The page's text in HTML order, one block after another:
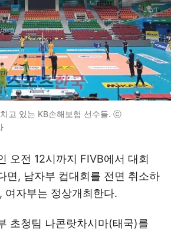
고 있는 KB손해보험 선수들. ⓒ
오전 12시까지 FIVB에서 대회
면, 남자부 컵대회를 전면 취소하
여자부는 정상개최한다.
초청팀 나콘랏차시마(태국)를